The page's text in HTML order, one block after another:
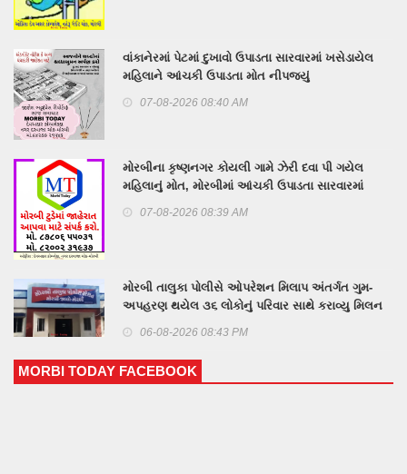
વાંકાનેરમાં પેટમાં દુખાવો ઉપાડતા સારવારમાં ખસેડાયેલ
મહિલાને આંચકી ઉપાડતા મોત નીપજ્યું
07-08-2026 08:40 AM
મોરબીના કૃષ્ણનગર કોયલી ગામે ઝેરી દવા પી ગયેલ
મહિલાનું મોત, મોરબીમાં આંચકી ઉપાડતા સારવારમાં
07-08-2026 08:39 AM
મોરબી તાલુકા પોલીસે ઓપરેશન મિલાપ અંતર્ગત ગુમ-
અપહરણ થયેલ ૩૬ લોકોનું પરિવાર સાથે કરાવ્યુ મિલન
06-08-2026 08:43 PM
MORBI TODAY FACEBOOK